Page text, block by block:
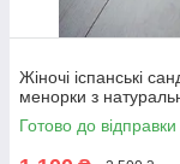
Жіночі іспанські
менорки з
Готово до відправки